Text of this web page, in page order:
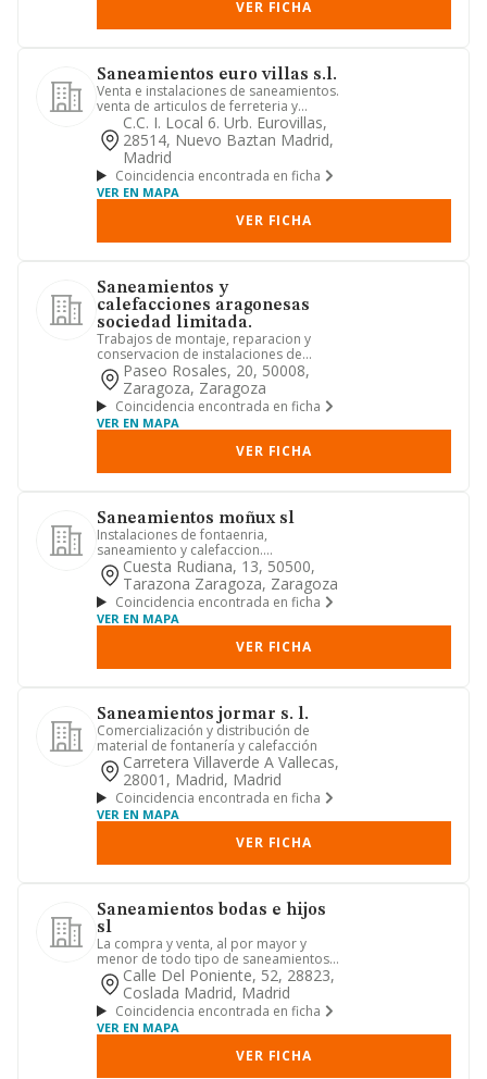
VER FICHA
Saneamientos euro villas s.l.
Venta e instalaciones de saneamientos.
venta de articulos de ferreteria y
productos de construccion...
C.c. I. Local 6. Urb. Eurovillas,
28514, Nuevo Baztan Madrid,
Madrid
Coincidencia encontrada en ficha
VER EN MAPA
VER FICHA
Saneamientos y
calefacciones aragonesas
sociedad limitada.
Trabajos de montaje, reparacion y
conservacion de instalaciones de
fontaneria, agua fria y caliente...
Paseo Rosales, 20, 50008,
Zaragoza, Zaragoza
Coincidencia encontrada en ficha
VER EN MAPA
VER FICHA
Saneamientos moñux sl
Instalaciones de fontaenria,
saneamiento y calefaccion.
compraventa de maquinaria de
saneamiento y ...
Cuesta Rudiana, 13, 50500,
Tarazona Zaragoza, Zaragoza
Coincidencia encontrada en ficha
VER EN MAPA
VER FICHA
Saneamientos jormar s. l.
Comercialización y distribución de
material de fontanería y calefacción
Carretera Villaverde A Vallecas,
28001, Madrid, Madrid
Coincidencia encontrada en ficha
VER EN MAPA
VER FICHA
Saneamientos bodas e hijos
sl
La compra y venta, al por mayor y
menor de todo tipo de saneamientos y
materiales de construccion. ...
Calle Del Poniente, 52, 28823,
Coslada Madrid, Madrid
Coincidencia encontrada en ficha
VER EN MAPA
VER FICHA